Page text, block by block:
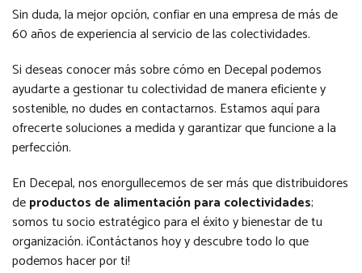
Sin duda, la mejor opción, confiar en una empresa de más de
60 años de experiencia al servicio de las colectividades.
Si deseas conocer más sobre cómo en Decepal podemos
ayudarte a gestionar tu colectividad de manera eficiente y
sostenible, no dudes en contactarnos. Estamos aquí para
ofrecerte soluciones a medida y garantizar que funcione a la
perfección.
En Decepal, nos enorgullecemos de ser más que distribuidores
deproductos de alimentación para colectividades;
somos tu socio estratégico para el éxito y bienestar de tu
organización. ¡Contáctanos hoy y descubre todo lo que
podemos hacer por ti!